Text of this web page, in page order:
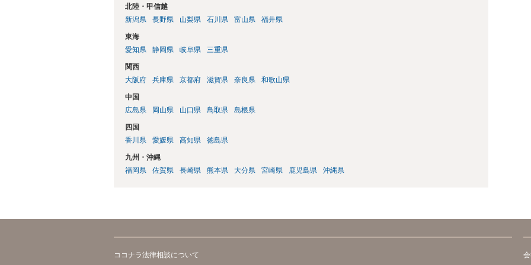
北陸・甲信越
新潟県
長野県 山梨県 石川県 富山県 福井県
東海
愛知県
静岡県 岐阜県 三重県
関西
大阪府
兵庫県 京都府 滋賀県 奈良県 和歌山県
中国
広島県
岡山県 山口県 鳥取県 島根県
四国
香川県
愛媛県 高知県 徳島県
九州・沖縄
福岡県
佐賀県 長崎県 熊本県 大分県 宮崎県 鹿児島県 沖縄県
ココナラ法律相談について